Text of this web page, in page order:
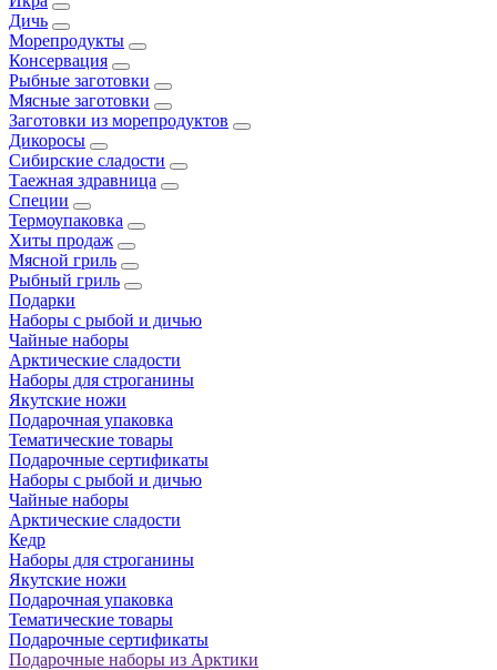
Дичь
Морепродукты
Консервация
Рыбные заготовки
Мясные заготовки
Заготовки из морепродуктов
Дикоросы
Сибирские сладости
Таежная здравница
Специи
Термоупаковка
Хиты продаж
Мясной гриль
Рыбный гриль
Подарки
Наборы с рыбой и дичью
Чайные наборы
Арктические сладости
Наборы для строганины
Якутские ножи
Подарочная упаковка
Тематические товары
Подарочные сертификаты
Наборы с рыбой и дичью
Чайные наборы
Арктические сладости
Кедр
Наборы для строганины
Якутские ножи
Подарочная упаковка
Тематические товары
Подарочные сертификаты
Подарочные наборы из Арктики